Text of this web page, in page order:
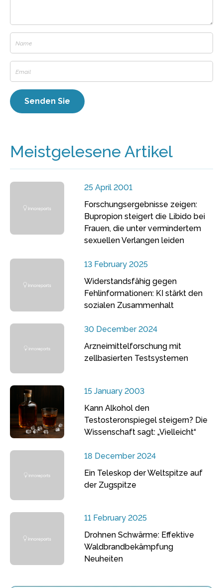
Meistgelesene Artikel
25 April 2001
Forschungsergebnisse zeigen:
Bupropion steigert die Libido bei
Frauen, die unter vermindertem
sexuellen Verlangen leiden
13 February 2025
Widerstandsfähig gegen
Fehlinformationen: KI stärkt den
sozialen Zusammenhalt
30 December 2024
Arzneimittelforschung mit
zellbasierten Testsystemen
15 January 2003
Kann Alkohol den
Testosteronspiegel steigern? Die
Wissenschaft sagt: „Vielleicht“
18 December 2024
Ein Teleskop der Weltspitze auf
der Zugspitze
11 February 2025
Drohnen Schwärme: Effektive
Waldbrandbekämpfung
Neuheiten